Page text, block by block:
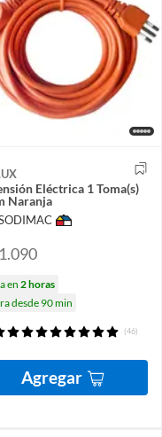
Eléctrica 1 Toma(s)
Naranja
en 2 horas
desde 90 min
(46)
Agregar